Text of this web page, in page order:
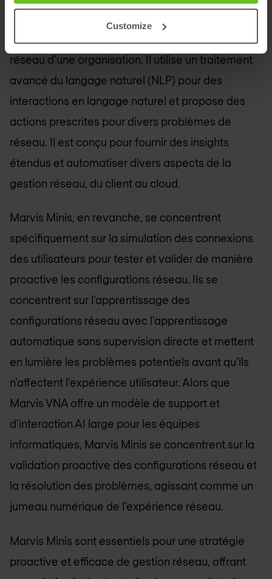
Customize
opérations informatiques dans l'ensemble du
réseau d'une organisation. Il utilise un traitement
avancé du langage naturel (NLP) pour des
interactions en langage naturel et propose des
actions prescrites pour divers problèmes de
réseau. Il est conçu pour fournir des insights
étendus et automatiser divers aspects de la
gestion réseau, du client au cloud.
Marvis Minis, en revanche, se concentrent
spécifiquement sur la simulation des connexions
des utilisateurs pour tester et valider de manière
proactive les configurations réseau. Ils se
concentrent sur l'apprentissage des
configurations réseau avec l'apprentissage
automatique sans supervision directe et mettent
en lumière les problèmes potentiels avant qu'ils
n'affectent l'expérience utilisateur. Alors que
Marvis VNA offre un modèle de support et
d'interaction AI large pour les équipes
informatiques, Marvis Minis se concentrent sur la
validation proactive des configurations réseau et
la résolution des problèmes, agissant comme un
jumeau numérique de l'expérience réseau.
Marvis Minis sont essentiels pour une stratégie
proactive et efficace de gestion réseau, offrant